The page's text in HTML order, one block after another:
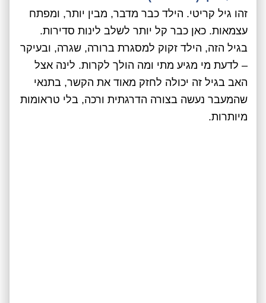
זהו גיל קריטי. הילד כבר מדבר, מבין יותר, ומפתח
עצמאות. כאן כבר קל יותר לשלב לינות סדירות.
בגיל הזה, הילד זקוק למסגרת ברורה, שגרה, ובעיקר
– לדעת מי מגיע מתי ומה הולך לקרות. לינה אצל
האב בגיל זה יכולה לחזק מאוד את הקשר, בתנאי
שהמעבר נעשה בצורה הדרגתית ורכה, בלי טראומות
מיותרות.